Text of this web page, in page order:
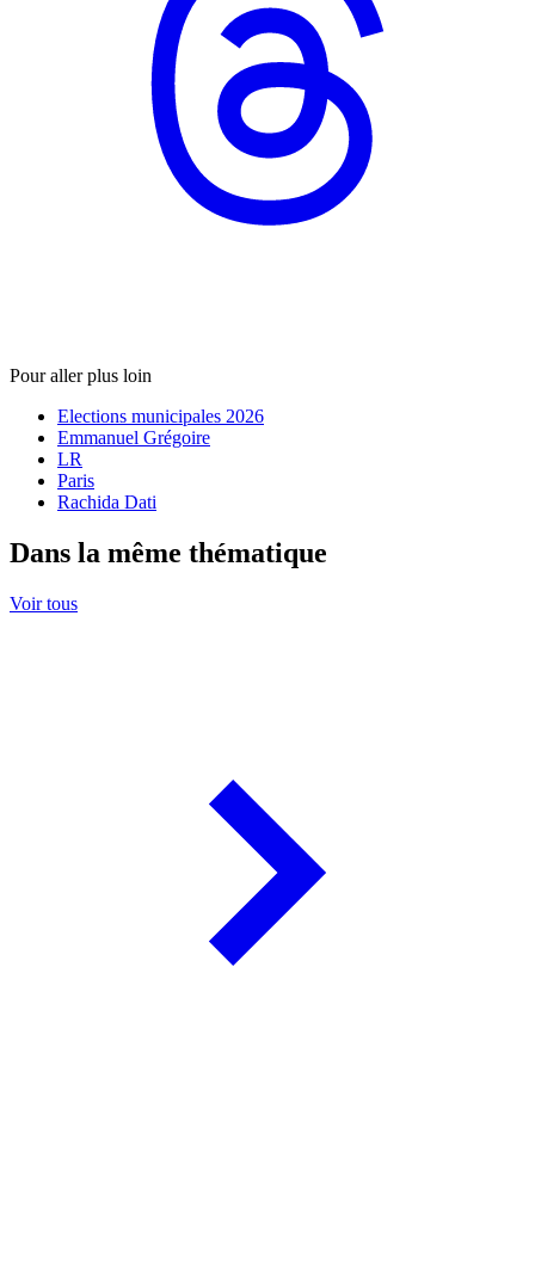
Pour aller plus loin
Elections municipales 2026
Emmanuel Grégoire
LR
Paris
Rachida Dati
Dans la même thématique
Voir tous